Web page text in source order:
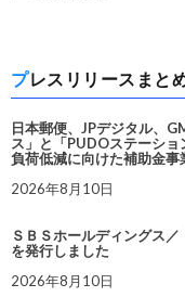
プレスリリースまと
日本郵便、JPデジタル、
ス」と「PUDOステーシ
負荷低減に向けた補助金事
2026年8月10日
ＳＢＳホールディングス
を発行しました
2026年8月10日